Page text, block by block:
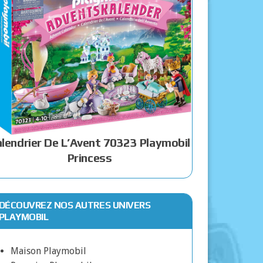
De L’Avent 70323 Playmobil
Princess
NOS AUTRES UNIVERS
Maison Playmobil